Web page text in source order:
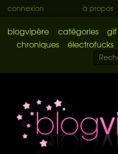
connexion à propos
blogvipère catégories
chroniques
électrofucks